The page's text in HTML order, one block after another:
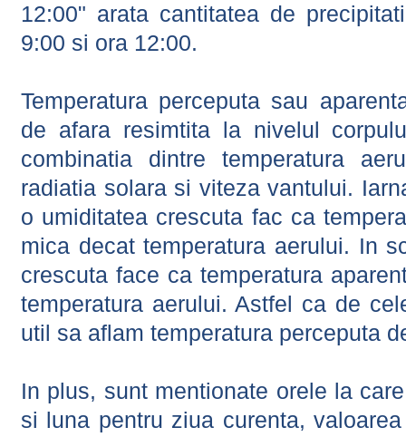
12:00" arata cantitatea de
9:00 si ora 12:00.
Temperatura perceputa sau
de afara resimtita la nivelul
combinatia dintre temperatura
radiatia solara si viteza vantului.
o umiditatea crescuta fac ca
mica decat temperatura aerului. In
crescuta face ca temperatura
temperatura aerului. Astfel ca de
util sa aflam temperatura perceputa
In plus, sunt mentionate orele la
si luna pentru ziua curenta,